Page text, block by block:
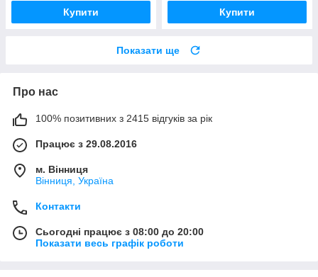
Купити Купити
Показати ще
Про нас
100% позитивних з 2415 відгуків за рік
Працює з 29.08.2016
м. Вінниця
Вінниця, Україна
Контакти
Сьогодні працює з 08:00 до 20:00
Показати весь графік роботи